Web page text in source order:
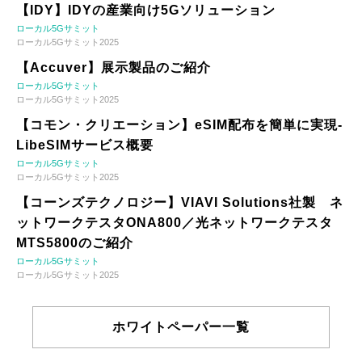
【IDY】IDYの産業向け5Gソリューション
ローカル5Gサミット
ローカル5Gサミット2025
【Accuver】展示製品のご紹介
ローカル5Gサミット
ローカル5Gサミット2025
【コモン・クリエーション】eSIM配布を簡単に実現-
LibeSIMサービス概要
ローカル5Gサミット
ローカル5Gサミット2025
【コーンズテクノロジー】VIAVI Solutions社製 ネ
ットワークテスタONA800／光ネットワークテスタ
MTS5800のご紹介
ローカル5Gサミット
ローカル5Gサミット2025
ホワイトペーパー一覧